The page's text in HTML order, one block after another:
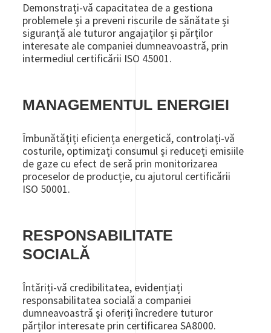
Demonstrați-vă capacitatea de a gestiona
problemele şi a preveni riscurile de sănătate şi
siguranţă ale tuturor angajaţilor şi părţilor
interesate ale companiei dumneavoastră, prin
intermediul certificării ISO 45001.
MANAGEMENTUL ENERGIEI
Îmbunătățiți eficiența energetică, controlați-vă
costurile, optimizați consumul și reduceți emisiile
de gaze cu efect de seră prin monitorizarea
proceselor de producție, cu ajutorul certificării
ISO 50001.
RESPONSABILITATE
SOCIALĂ
Întăriți-vă credibilitatea, evidențiați
responsabilitatea socială a companiei
dumneavoastră şi oferiți încredere tuturor
părților interesate prin certificarea SA8000.